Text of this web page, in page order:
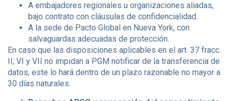
A embajadores regionales u organizaciones aliadas,
bajo contrato con cláusulas de confidencialidad.
A la sede de Pacto Global en Nueva York, con
salvaguardas adecuadas de protección.
En caso que las disposiciones aplicables en el art. 37 fracc.
II, VI y VII no impidan a PGM notificar de la transferencia de
datos, este lo hará dentro de un plazo razonable no mayor a
30 días naturales.